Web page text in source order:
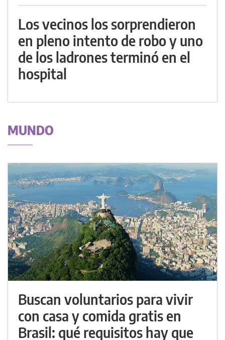
Los vecinos los sorprendieron
en pleno intento de robo y uno
de los ladrones terminó en el
hospital
MUNDO
Buscan voluntarios para vivir
con casa y comida gratis en
Brasil: qué requisitos hay que